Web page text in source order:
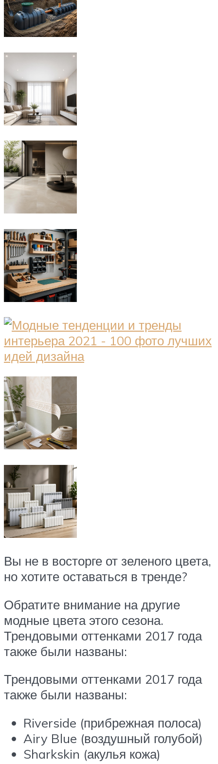
Вы не в восторге от зеленого цвета,
но хотите оставаться в тренде?
Обратите внимание на другие
модные цвета этого сезона.
Трендовыми оттенками 2017 года
также были названы:
Трендовыми оттенками 2017 года
также были названы:
Riverside (прибрежная полоса)
Airy Blue (воздушный голубой)
Sharkskin (акулья кожа)